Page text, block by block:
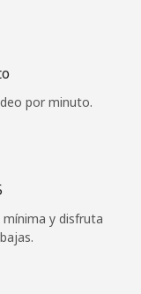
por minuto.
y disfruta